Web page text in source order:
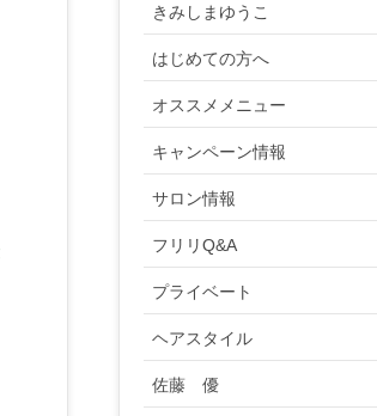
きみしまゆうこ
はじめての方へ
オススメメニュー
キャンペーン情報
サロン情報
フリリQ&A
プライベート
ヘアスタイル
佐藤 優